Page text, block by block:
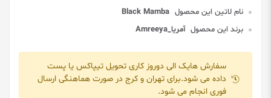
نام لاتین این محصول Black Mamba
برند این محصول آمریا_Amreeya
سفارش هایک الی دوروز کاری تحویل تیپاکس یا پست
داده می شود.برای تهران و کرج در صورت هماهنگی ارسال
فوری انجام می شود.